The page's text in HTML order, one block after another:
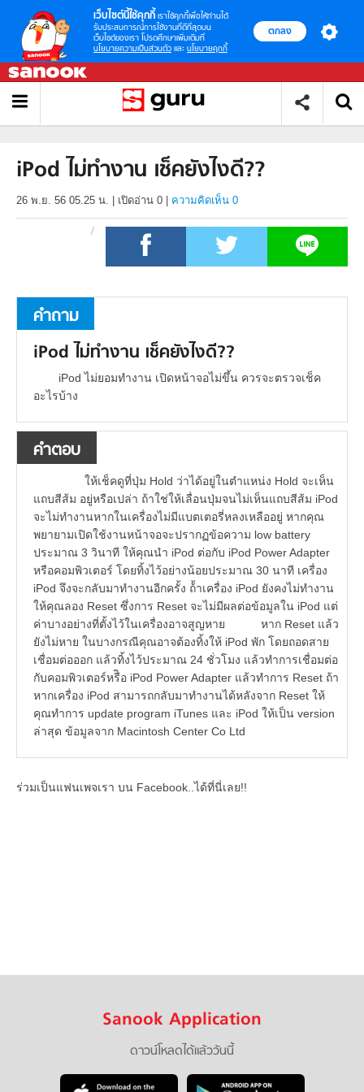
เว็บไซต์นี้ใช้คุกกี้ เราใช้คุกกี้เพื่อให้ท่านได้
รับประสบการณ์การใช้งานที่ดีที่สุดบน
เว็บไซต์ของเรา โปรดศึกษาเพิ่มเติมที่
นโยบายความเป็นส่วนตัว และ นโยบายคุกกี้
ตกลง
iPod ไม่ทำงาน เช็คยังไงดี??
26 พ.ย. 56 05.25 น. เปิดอ่าน 0 ความคิดเห็น 0
คำถาม
iPod ไม่ทำงาน เช็คยังไงดี??
iPod ไม่ยอมทำงาน เปิดหน้าจอไม่ขึ้น ควรจะตรวจเช็ค
อะไรบ้าง
คำตอบ
ให้เช็คดูที่ปุ่ม Hold ว่าได้อยู่ในตำแหน่ง Hold จะเห็น
แถบสีส้ม อยู่หรือเปล่า ถ้าใช่ให้เลื่อนปุ่มจนไม่เห็นแถบสีส้ม iPod
จะไม่ทำงานหากในเครื่องไม่มีแบตเตอรี่หลงเหลืออยู่ หากคุณ
พยายามเปิดใช้งานหน้าจอจะปรากฏข้อความ low battery
ประมาณ 3 วินาที ให้คุณนำ iPod ต่อกับ iPod Power Adapter
หรือคอมพิวเตอร์ โดยทิ้งไว้อย่างน้อยประมาณ 30 นาที เครื่อง
iPod จึงจะกลับมาทำงานอีกครั้ง ถ้้าเครื่อง iPod ยังคงไม่ทำงาน
ให้คุณลอง Reset ซึ่งการ Reset จะไม่มีผลต่อข้อมูลใน iPod แต่
ค่าบางอย่างที่ตั้งไว้ในเครื่องอาจสูญหาย หาก Reset แล้ว
ยังไม่หาย ในบางกรณีคุณอาจต้องทิ้งให้ iPod พัก โดยถอดสาย
เชื่อมต่อออก แล้วทิ้งไว้ประมาณ 24 ชั่วโมง แล้วทำการเชื่อมต่อ
กับคอมพิวเตอร์หรืิอ iPod Power Adapter แล้วทำการ Reset ถ้า
หากเครื่อง iPod สามารถกลับมาทำงานได้หลังจาก Reset ให้
คุณทำการ update program iTunes และ iPod ให้เป็น version
ล่าสุด ข้อมูลจาก Macintosh Center Co Ltd
ร่วมเป็นแฟนเพจเรา บน Facebook..ได้ที่นี่เลย!!
Sanook Application
ดาวน์โหลดได้แล้ววันนี้